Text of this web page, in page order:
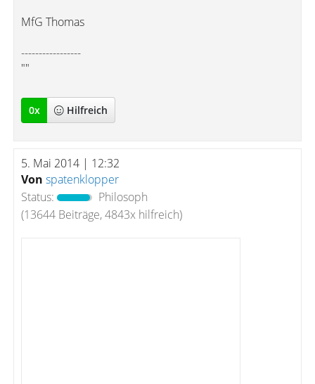
MfG Thomas
-----------------
""
0x Hilfreich
5. Mai 2014 | 12:32
Von spatenklopper
Status:
Philosoph
(13644 Beiträge, 4843x hilfreich)